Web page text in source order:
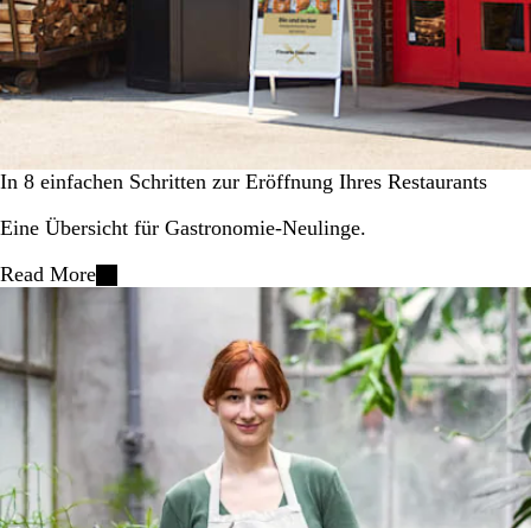
In 8 einfachen Schritten zur Eröffnung Ihres Restaurants
Eine Übersicht für Gastronomie-Neulinge.
Read More